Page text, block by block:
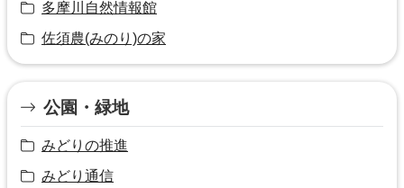
多摩川自然情報館
佐須農(みのり)の家
公園・緑地
みどりの推進
みどり通信